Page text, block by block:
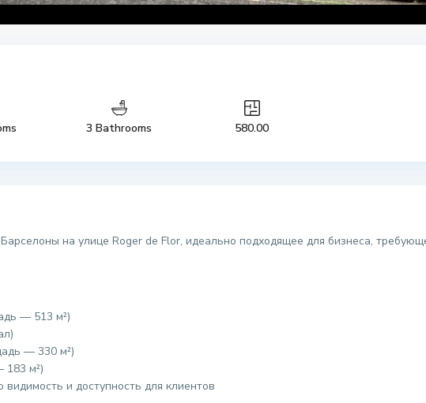
3 Bathrooms 580.00
на улице Roger de Flor, идеально подходящее для бизнеса,
— 513 м²)
— 330 м²)
183 м²)
и доступность для клиентов